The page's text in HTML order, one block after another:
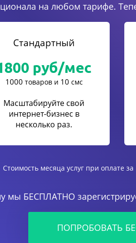
на любом тарифе.
Стандартный
руб/мес
1000 товаров и 10 смс
Масштабируйте свой
интернет-бизнес в
несколько раз.
Стоимость месяца услуг при оплате за
мы БЕСПЛАТНО
ПОПРОБОВАТЬ